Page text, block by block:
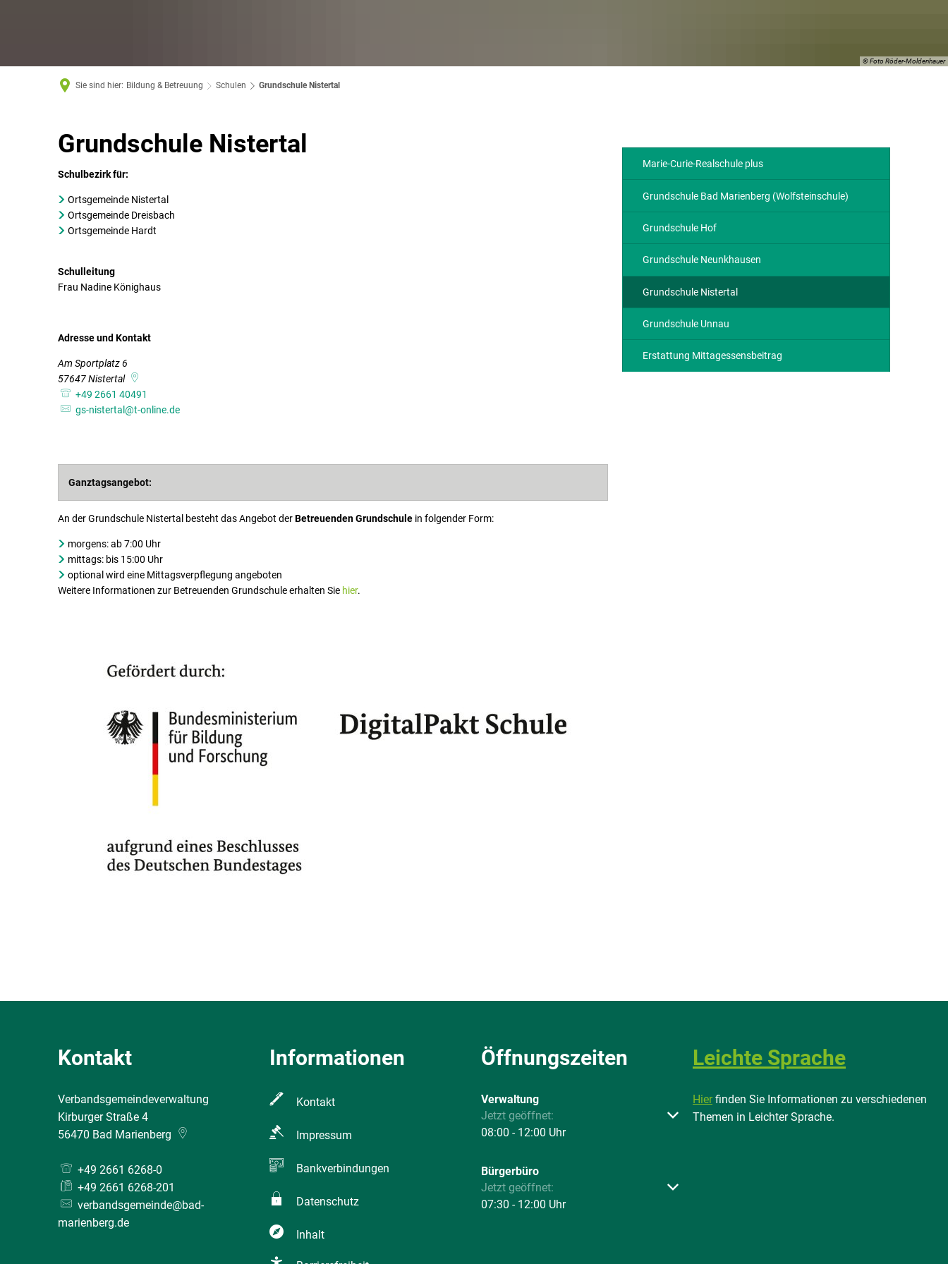
© Foto Röder-Moldenhauer
Sie sind hier: Bildung & Betreuung Schulen Grundschule Nistertal
Grundschule
Nistertal
Grundschule Nistertal
Schulbezirk für:
Ortsgemeinde Nistertal
Ortsgemeinde Dreisbach
Ortsgemeinde Hardt
Schulleitung
Frau Nadine Könighaus
Adresse und Kontakt
Am Sportplatz 6
57647Nistertal
+49 2661 40491
gs-nistertal@t-online.de
Ganztagsangebot:
An der Grundschule Nistertal besteht das Angebot derBetreuenden Grundschule in folgender Form:
morgens: ab 7:00 Uhr
mittags: bis 15:00 Uhr
optional wird eine Mittagsverpflegung angeboten
Weitere Informationen zur Betreuenden Grundschule erhalten Sie hier.
Marie-Curie-Realschule plus
Grundschule Bad Marienberg (Wolfsteinschule)
Grundschule Hof
Grundschule Neunkhausen
Grundschule Nistertal
Grundschule Unnau
Erstattung Mittagessensbeitrag
Kontakt
Verbandsgemeindeverwaltung
Kirburger Straße 4
56470 Bad Marienberg
+49 2661 6268-0
+49 2661 6268-201
verbandsgemeinde@bad-
marienberg.de
Informationen
Kontakt
Impressum
Bankverbindungen
Datenschutz
Inhalt
Öffnungszeiten
Verwaltung
Klicken, um weitere Öffnungs- oder Schließzeiten auszublenden
Jetzt geöffnet:
08:00 - 12:00 Uhr
Bürgerbüro
Klicken, um weitere Öffnungs- oder Schließzeiten auszublenden
Jetzt geöffnet:
07:30 - 12:00 Uhr
Leichte Sprache
Hier finden Sie Informationen zu verschiedenen
Themen in Leichter Sprache.